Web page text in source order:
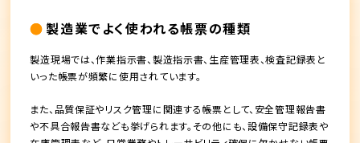
製造業でよく使われる帳票の種類
製造現場では、作業指示書、製造指示書、生産管理表、検査記録表と
いった帳票が頻繁に使用されています。
また、品質保証やリスク管理に関連する帳票として、安全管理報告書
や不具合報告書なども挙げられます。その他にも、設備保守記録表や